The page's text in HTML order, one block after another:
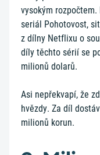
vysokým
seriál Pohotovost,
z dílny Netflixu o
díly těchto sérií se
milionů dolarů.
Asi nepřekvapí, že
hvězdy. Za díl
milionů korun.